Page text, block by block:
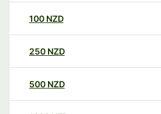
100 NZD
250 NZD
500 NZD